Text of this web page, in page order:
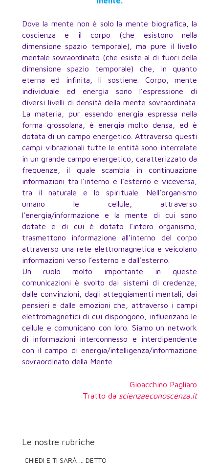
Dove la mente non è solo la mente biografica, la
coscienza e il corpo (che esistono nella
dimensione spazio temporale), ma pure il livello
mentale sovraordinato (che esiste al di fuori della
dimensione spazio temporale) che, in quanto
eterna ed infinita, li sostiene. Corpo, mente
individuale ed energia sono l’espressione di
diversi livelli di densità della mente sovraordinata.
La materia, pur essendo energia espressa nella
forma grossolana, è energia molto densa, ed è
dotata di un campo energetico. Attraverso questi
campi vibrazionali tutte le entità sono interrelate
in un grande campo energetico, caratterizzato da
frequenze, il quale scambia in continuazione
informazioni tra l’interno e l’esterno e viceversa,
tra il naturale e lo spirituale. Nell’organismo
umano le cellule, attraverso
l’energia/informazione e la mente di cui sono
dotate e di cui è dotato l’intero organismo,
trasmettono informazione all’interno del corpo
attraverso una rete elettromagnetica e veicolano
informazioni verso l’esterno e dall’esterno.
Un ruolo molto importante in queste
comunicazioni è svolto dai sistemi di credenze,
dalle convinzioni, dagli atteggiamenti mentali, dai
pensieri e dalle emozioni che, attraverso i campi
elettromagnetici di cui dispongono, influenzano le
cellule e comunicano con loro. Siamo un network
di informazioni interconnesso e interdipendente
con il campo di energia/intelligenza/informazione
sovraordinato della Mente.
Gioacchino Pagliaro
Tratto da scienzaeconoscenza.it
Le nostre rubriche
CHIEDI E TI SARÀ … DETTO